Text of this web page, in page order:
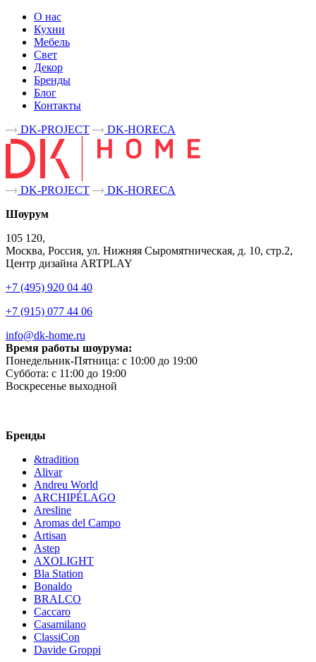
О нас
Кухни
Мебель
Свет
Декор
Бренды
Блог
Контакты
DK-PROJECT
DK-HORECA
DK-PROJECT
DK-HORECA
Шоурум
105 120,
Москва, Россия, ул. Нижняя Сыромятническая, д. 10, стр.2,
Центр дизайна ARTPLAY
+7 (495) 920 04 40
+7 (915) 077 44 06
info@dk-home.ru
Время работы шоурума:
Понедельник-Пятница: c 10:00 до 19:00
Суббота: c 11:00 до 19:00
Воскресенье выходной
Бренды
&tradition
Alivar
Andreu World
ARCHIPÉLAGO
Aresline
Aromas del Campo
Artisan
Astep
AXOLIGHT
Bla Station
Bonaldo
BRALCO
Caccaro
Casamilano
ClassiCon
Davide Groppi